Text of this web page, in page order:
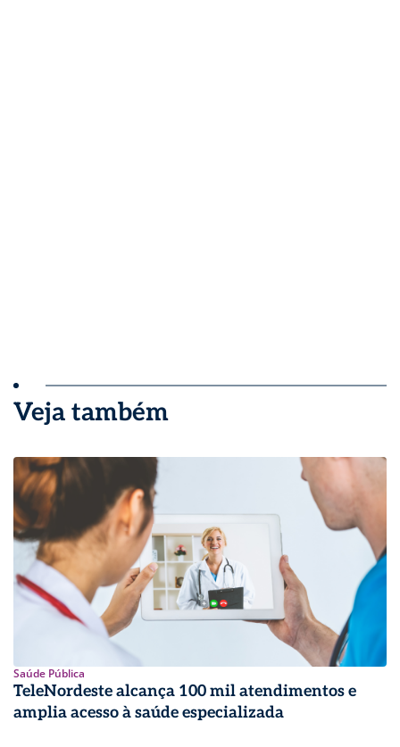
Veja também
Saúde Pública
TeleNordeste alcança 100 mil atendimentos e
amplia acesso à saúde especializada